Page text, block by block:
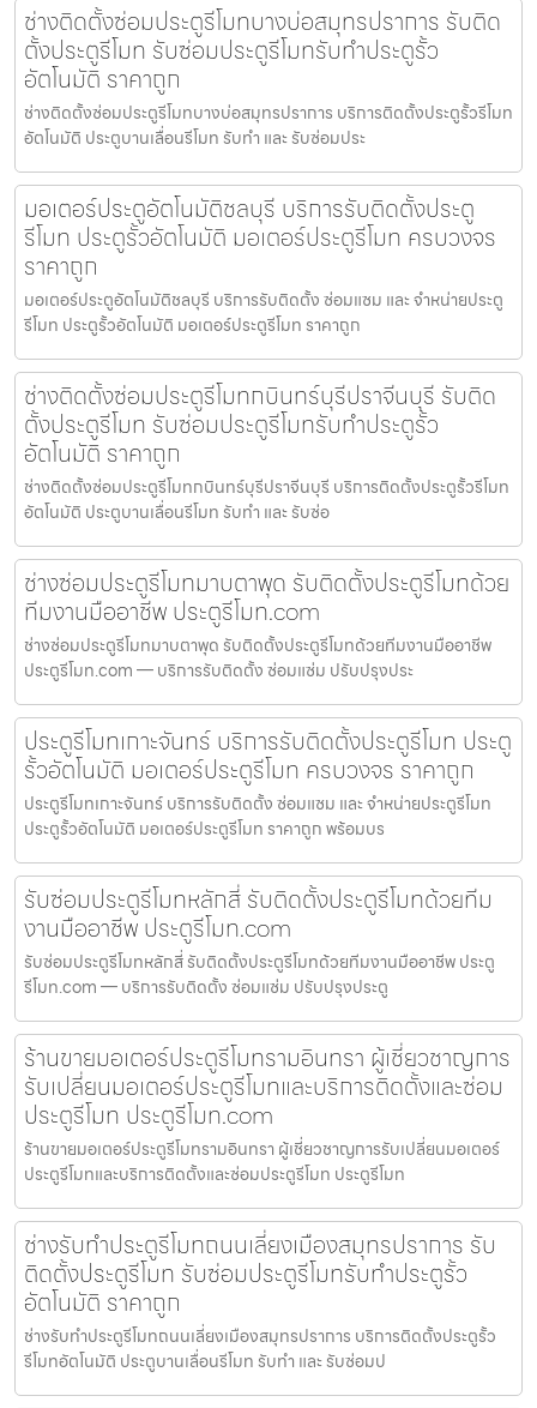
ช่างติดตั้งซ่อมประตูรีโมทบางบ่อสมุทรปราการ รับติด
ตั้งประตูรีโมท รับซ่อมประตูรีโมทรับทำประตูรั้ว
อัตโนมัติ ราคาถูก
ช่างติดตั้งซ่อมประตูรีโมทบางบ่อสมุทรปราการ บริการติดตั้งประตูรั้วรีโมท
อัตโนมัติ ประตูบานเลื่อนรีโมท รับทำ และ รับซ่อมประ
มอเตอร์ประตูอัตโนมัติชลบุรี บริการรับติดตั้งประตู
รีโมท ประตูรั้วอัตโนมัติ มอเตอร์ประตูรีโมท ครบวงจร
ราคาถูก
มอเตอร์ประตูอัตโนมัติชลบุรี บริการรับติดตั้ง ซ่อมแซม และ จำหน่ายประตู
รีโมท ประตูรั้วอัตโนมัติ มอเตอร์ประตูรีโมท ราคาถูก
ช่างติดตั้งซ่อมประตูรีโมทกบินทร์บุรีปราจีนบุรี รับติด
ตั้งประตูรีโมท รับซ่อมประตูรีโมทรับทำประตูรั้ว
อัตโนมัติ ราคาถูก
ช่างติดตั้งซ่อมประตูรีโมทกบินทร์บุรีปราจีนบุรี บริการติดตั้งประตูรั้วรีโมท
อัตโนมัติ ประตูบานเลื่อนรีโมท รับทำ และ รับซ่อ
ช่างซ่อมประตูรีโมทมาบตาพุด รับติดตั้งประตูรีโมทด้วย
ทีมงานมืออาชีพ ประตูรีโมท.com
ช่างซ่อมประตูรีโมทมาบตาพุด รับติดตั้งประตูรีโมทด้วยทีมงานมืออาชีพ
ประตูรีโมท.com — บริการรับติดตั้ง ซ่อมแซ่ม ปรับปรุงประ
ประตูรีโมทเกาะจันทร์ บริการรับติดตั้งประตูรีโมท ประตู
รั้วอัตโนมัติ มอเตอร์ประตูรีโมท ครบวงจร ราคาถูก
ประตูรีโมทเกาะจันทร์ บริการรับติดตั้ง ซ่อมแซม และ จำหน่ายประตูรีโมท
ประตูรั้วอัตโนมัติ มอเตอร์ประตูรีโมท ราคาถูก พร้อมบร
รับซ่อมประตูรีโมทหลักสี่ รับติดตั้งประตูรีโมทด้วยทีม
งานมืออาชีพ ประตูรีโมท.com
รับซ่อมประตูรีโมทหลักสี่ รับติดตั้งประตูรีโมทด้วยทีมงานมืออาชีพ ประตู
รีโมท.com — บริการรับติดตั้ง ซ่อมแซ่ม ปรับปรุงประตู
ร้านขายมอเตอร์ประตูรีโมทรามอินทรา ผู้เชี่ยวชาญการ
รับเปลี่ยนมอเตอร์ประตูรีโมทและบริการติดตั้งและซ่อม
ประตูรีโมท ประตูรีโมท.com
ร้านขายมอเตอร์ประตูรีโมทรามอินทรา ผู้เชี่ยวชาญการรับเปลี่ยนมอเตอร์
ประตูรีโมทและบริการติดตั้งและซ่อมประตูรีโมท ประตูรีโมท
ช่างรับทำประตูรีโมทถนนเลี่ยงเมืองสมุทรปราการ รับ
ติดตั้งประตูรีโมท รับซ่อมประตูรีโมทรับทำประตูรั้ว
อัตโนมัติ ราคาถูก
ช่างรับทำประตูรีโมทถนนเลี่ยงเมืองสมุทรปราการ บริการติดตั้งประตูรั้ว
รีโมทอัตโนมัติ ประตูบานเลื่อนรีโมท รับทำ และ รับซ่อมป